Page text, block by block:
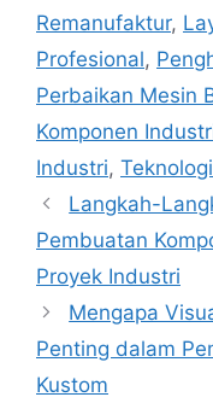
Remanufaktur,
Profesional,
Perbaikan Mesin
Komponen
Industri,
Langkah-
Pembuatan
Proyek Industri
Mengapa
Penting dalam
Kustom